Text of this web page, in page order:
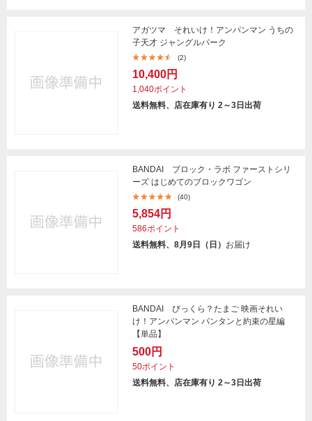
アガツマ それいけ！アンパンマン うちの
子天才 ジャングルパーク
(2)
10,400円
1,040ポイント
送料無料、店在庫有り 2～3日出荷
BANDAI ブロック・ラボ ファーストシリ
ーズ はじめてのブロックワゴン
(40)
5,854円
586ポイント
送料無料、8月9日（日） お届け
BANDAI びっくら？たまご 映画それい
け！アンパンマン パンタンと約束の星編
【単品】
500円
50ポイント
送料無料、店在庫有り 2～3日出荷